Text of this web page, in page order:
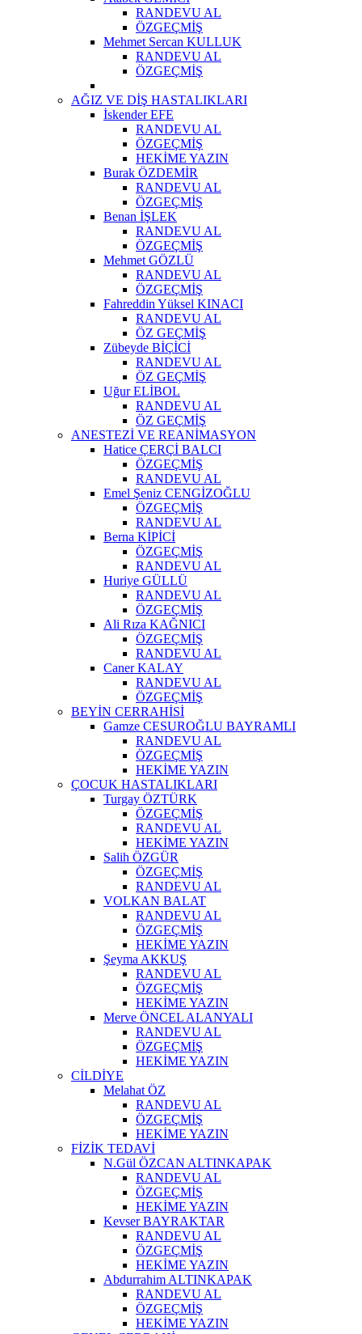
RANDEVU AL
ÖZGEÇMİŞ
Mehmet Sercan KULLUK
RANDEVU AL
ÖZGEÇMİŞ
AĞIZ VE DİŞ HASTALIKLARI
İskender EFE
RANDEVU AL
ÖZGEÇMİŞ
HEKİME YAZIN
Burak ÖZDEMİR
RANDEVU AL
ÖZGEÇMİŞ
Benan İŞLEK
RANDEVU AL
ÖZGEÇMİŞ
Mehmet GÖZLÜ
RANDEVU AL
ÖZGEÇMİŞ
Fahreddin Yüksel KINACI
RANDEVU AL
ÖZ GEÇMİŞ
Zübeyde BİÇİCİ
RANDEVU AL
ÖZ GEÇMİŞ
Uğur ELİBOL
RANDEVU AL
ÖZ GEÇMİŞ
ANESTEZİ VE REANİMASYON
Hatice ÇERÇİ BALCI
ÖZGEÇMİŞ
RANDEVU AL
Emel Şeniz CENGİZOĞLU
ÖZGEÇMİŞ
RANDEVU AL
Berna KİPİCİ
ÖZGEÇMİŞ
RANDEVU AL
Huriye GÜLLÜ
RANDEVU AL
ÖZGEÇMİŞ
Ali Rıza KAĞNICI
ÖZGEÇMİŞ
RANDEVU AL
Caner KALAY
RANDEVU AL
ÖZGEÇMİŞ
BEYİN CERRAHİSİ
Gamze CESUROĞLU BAYRAMLI
RANDEVU AL
ÖZGEÇMİŞ
HEKİME YAZIN
ÇOCUK HASTALIKLARI
Turgay ÖZTÜRK
ÖZGEÇMİŞ
RANDEVU AL
HEKİME YAZIN
Salih ÖZGÜR
ÖZGEÇMİŞ
RANDEVU AL
VOLKAN BALAT
RANDEVU AL
ÖZGEÇMİŞ
HEKİME YAZIN
Şeyma AKKUŞ
RANDEVU AL
ÖZGEÇMİŞ
HEKİME YAZIN
Merve ÖNCEL ALANYALI
RANDEVU AL
ÖZGEÇMİŞ
HEKİME YAZIN
CİLDİYE
Melahat ÖZ
RANDEVU AL
ÖZGEÇMİŞ
HEKİME YAZIN
FİZİK TEDAVİ
N.Gül ÖZCAN ALTINKAPAK
RANDEVU AL
ÖZGEÇMİŞ
HEKİME YAZIN
Kevser BAYRAKTAR
RANDEVU AL
ÖZGEÇMİŞ
HEKİME YAZIN
Abdurrahim ALTINKAPAK
RANDEVU AL
ÖZGEÇMİŞ
HEKİME YAZIN